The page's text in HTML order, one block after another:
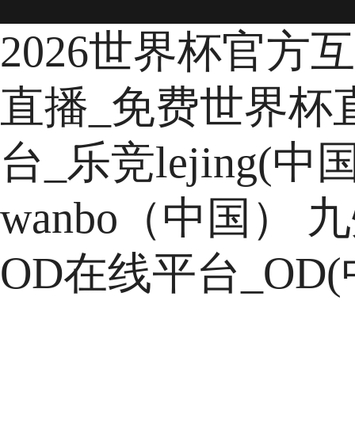
2021-
cnc零件加工
CNC加工通常是指
车床、CNC加工铣
2026世界杯官方
直播_免费世界杯
台_乐竞lejing(中
wanbo（中国）
OD在线平台